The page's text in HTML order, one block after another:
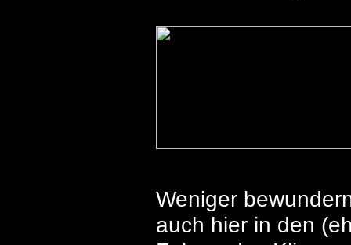
Weniger
auch hier in den